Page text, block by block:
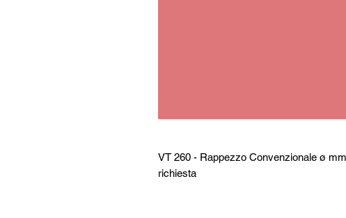
VT 260 - Rappezzo Convenzionale ø
richiesta